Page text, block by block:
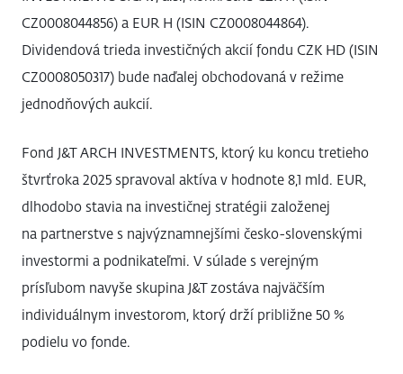
CZ0008044856) a EUR H (ISIN CZ0008044864).
Dividendová trieda investičných akcií fondu CZK HD (ISIN
CZ0008050317) bude naďalej obchodovaná v režime
jednodňových aukcií.
Fond J&T ARCH INVESTMENTS, ktorý ku koncu tretieho
štvrťroka 2025 spravoval aktíva v hodnote 8,1 mld. EUR,
dlhodobo stavia na investičnej stratégii založenej
na partnerstve s najvýznamnejšími česko-slovenskými
investormi a podnikateľmi. V súlade s verejným
prísľubom navyše skupina J&T zostáva najväčším
individuálnym investorom, ktorý drží približne 50 %
podielu vo fonde.